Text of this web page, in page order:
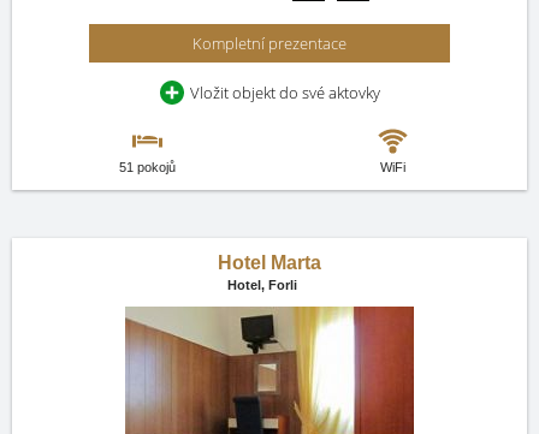
Kompletní prezentace
Vložit objekt do své aktovky
51 pokojů WiFi
Hotel Marta
Hotel, Forli